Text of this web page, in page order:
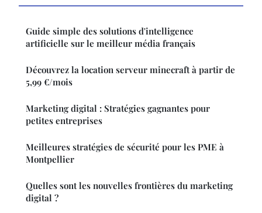
Guide simple des solutions d'intelligence
artificielle sur le meilleur média français
Découvrez la location serveur minecraft à partir de
5,99 €/mois
Marketing digital : Stratégies gagnantes pour
petites entreprises
Meilleures stratégies de sécurité pour les PME à
Montpellier
Quelles sont les nouvelles frontières du marketing
digital ?